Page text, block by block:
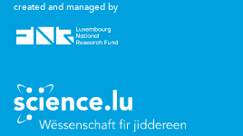
created and managed by